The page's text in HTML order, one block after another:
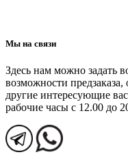
Мы на связи
Здесь нам можно задать
возможности
другие интересующие
рабочие часы с 12.00 до